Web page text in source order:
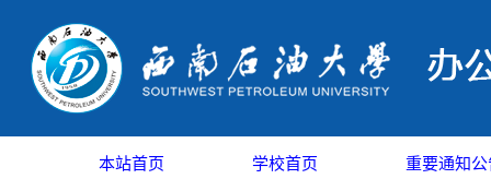
本站首页 学校首页 重要通知公